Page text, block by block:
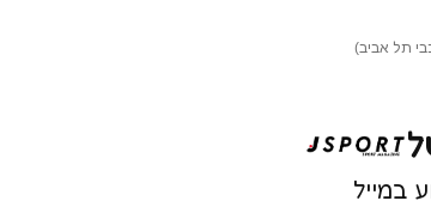
תל אביב)
במייל